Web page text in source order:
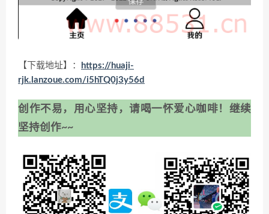
【下载地址】：
https://huaji-
rjk.lanzoue.com/i5hTQ0j3y56d
创作不易，用心坚持，请喝一怀爱心咖啡！继续
坚持创作~~